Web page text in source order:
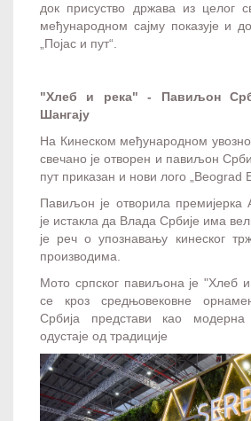
док присуство држава из целог
међународном сајму показује и
„Појас и пут“.
"Хлеб и река" - Павиљон
Шангају
На Кинеском међународном
свечано је отворен и павиљон
пут приказан и нови лого „Beograd
Павиљон је отворила премијерка
је истакла да Влада Србије има
је реч о упознавању кинеског
производима.
Мото српског павиљона је "Хлеб
се кроз средњовековне
Србија представи као
одустаје од традиције